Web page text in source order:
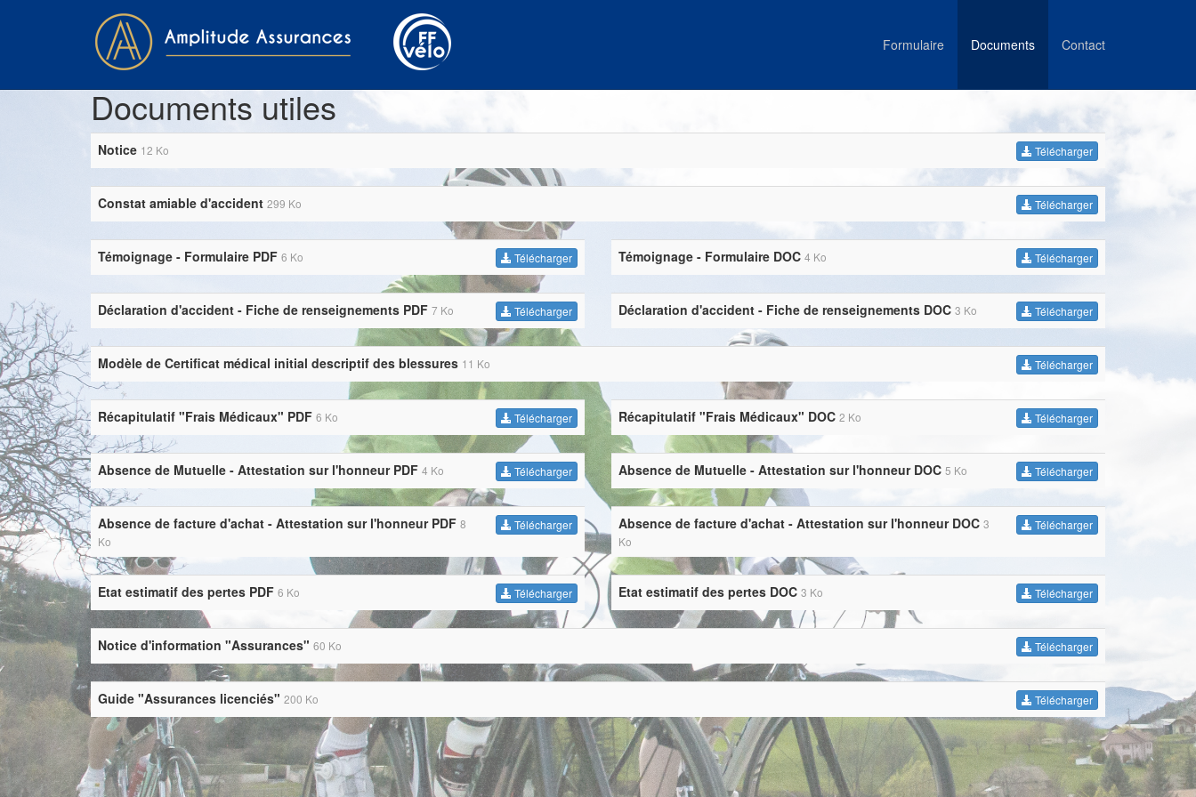
Formulaire Documents Contact
Documents utiles
Notice 12 Ko Télécharger
Constat amiable d'accident 299 Ko Télécharger
Témoignage - Formulaire PDF 6 Ko Télécharger Témoignage - Formulaire DOC 4 Ko Télécharger
Déclaration d'accident - Fiche de renseignements PDF 7 Ko Télécharger Déclaration d'accident - Fiche de renseignements DOC 3 Ko Télécharger
Modèle de Certificat médical initial descriptif des blessures 11 Ko Télécharger
Récapitulatif "Frais Médicaux" PDF 6 Ko Télécharger Récapitulatif "Frais Médicaux" DOC 2 Ko Télécharger
Absence de Mutuelle - Attestation sur l'honneur PDF 4 Ko Télécharger Absence de Mutuelle - Attestation sur l'honneur DOC 5 Ko Télécharger
Absence de facture d'achat - Attestation sur l'honneur PDF 8
Ko
Télécharger Absence de facture d'achat - Attestation sur l'honneur DOC 3
Ko
Télécharger
Etat estimatif des pertes PDF 6 Ko Télécharger Etat estimatif des pertes DOC 3 Ko Télécharger
Notice d'information "Assurances" 60 Ko Télécharger
Guide "Assurances licenciés" 200 Ko Télécharger